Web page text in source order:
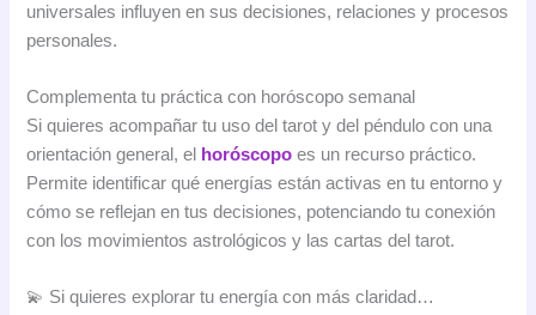
universales influyen en sus decisiones, relaciones y procesos
personales.
Complementa tu práctica con horóscopo semanal
Si quieres acompañar tu uso del tarot y del péndulo con una
orientación general, el
horóscopo es un recurso práctico.
Permite identificar qué energías están activas en tu entorno y
cómo se reflejan en tus decisiones, potenciando tu conexión
con los movimientos astrológicos y las cartas del tarot.
💫 Si quieres explorar tu energía con más claridad…